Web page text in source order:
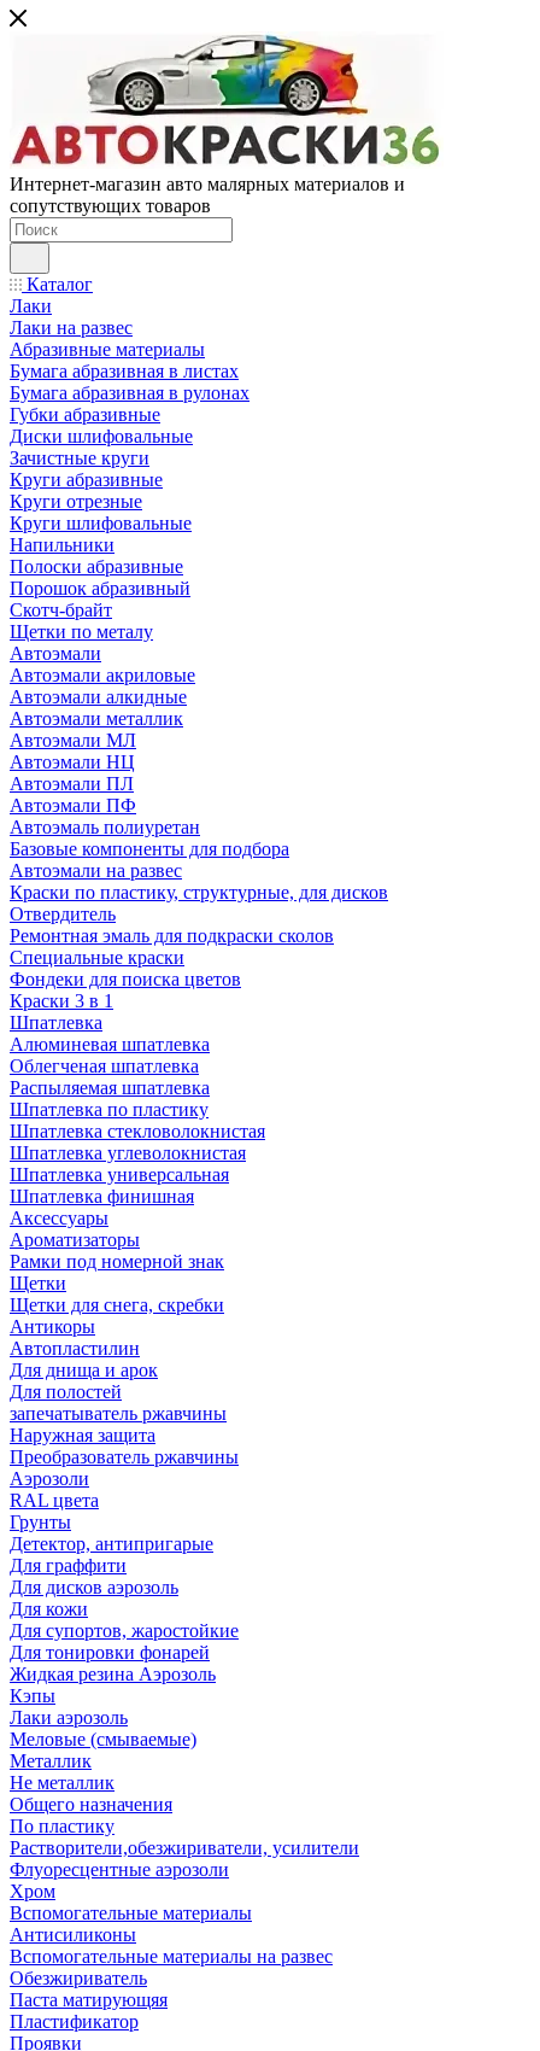
Интернет-магазин авто малярных материалов и
сопутствующих товаров
Каталог
Лаки
Лаки на развес
Абразивные материалы
Бумага абразивная в листах
Бумага абразивная в рулонах
Губки абразивные
Диски шлифовальные
Зачистные круги
Круги абразивные
Круги отрезные
Круги шлифовальные
Напильники
Полоски абразивные
Порошок абразивный
Скотч-брайт
Щетки по металу
Автоэмали
Автоэмали акриловые
Автоэмали алкидные
Автоэмали металлик
Автоэмали МЛ
Автоэмали НЦ
Автоэмали ПЛ
Автоэмали ПФ
Автоэмаль полиуретан
Базовые компоненты для подбора
Автоэмали на развес
Краски по пластику, структурные, для дисков
Отвердитель
Ремонтная эмаль для подкраски сколов
Специальные краски
Фондеки для поиска цветов
Краски 3 в 1
Шпатлевка
Алюминевая шпатлевка
Облегченая шпатлевка
Распыляемая шпатлевка
Шпатлевка по пластику
Шпатлевка стекловолокнистая
Шпатлевка углеволокнистая
Шпатлевка универсальная
Шпатлевка финишная
Аксессуары
Ароматизаторы
Рамки под номерной знак
Щетки
Щетки для снега, скребки
Антикоры
Автопластилин
Для днища и арок
Для полостей
запечатыватель ржавчины
Наружная защита
Преобразователь ржавчины
Аэрозоли
RAL цвета
Грунты
Детектор, антипригарые
Для граффити
Для дисков аэрозоль
Для кожи
Для супортов, жаростойкие
Для тонировки фонарей
Жидкая резина Аэрозоль
Кэпы
Лаки аэрозоль
Меловые (смываемые)
Металлик
Не металлик
Общего назначения
По пластику
Растворители,обезжириватели, усилители
Флуоресцентные аэрозоли
Хром
Вспомогательные материалы
Антисиликоны
Вспомогательные материалы на развес
Обезжириватель
Паста матирующяя
Пластификатор
Проявки